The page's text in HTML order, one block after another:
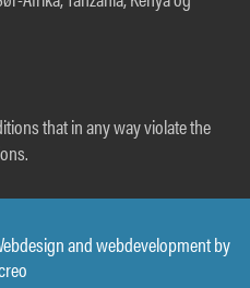
that in any way violate the
and webdevelopment by